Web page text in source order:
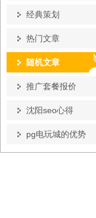
经典策划
热门文章
随机文章
推广套餐报价
沈阳seo心得
pg电玩城的优势